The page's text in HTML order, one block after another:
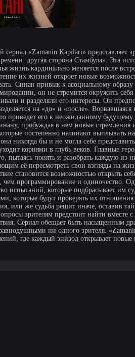
сериал «Zamanin Kapilari»
другая сторона Стамбула». Эта
жизнь кардинально меняется после
их жизней откроет новые
Синан привык к асоциальному
он не стремится окружить
и разделяли его интересы. Он
на «до» и «после».
приведет его к неожиданному
пробуждая в нем новые
постепенно начинают выплывать
никогда бы и не могла себе
корнями в глубь веков. Главные
пытаясь понять и разобрать каждую из
её пересмотреть свои взгляды на
становится возможностью открыть
чем программирование и одиночество.
испытаний, которые подбрасывает им
которые будут проверять их
или же судьба решит иначе, оставив
зрителям предстоит найти вместе
Сериал обещает быть насыщенным
ни одного зрителя.
где каждый эпизод открывает новые